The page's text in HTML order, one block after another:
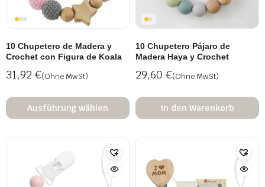
10 Chupetero de Madera y
Crochet con Figura de Koala
31,92 €(Ohne MwSt)
Ausführung wählen
10 Chupetero Pájaro de
Madera Haya y Crochet
29,60 €(Ohne MwSt)
In den Warenkorb